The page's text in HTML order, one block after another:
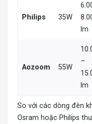
Philips 35W
lm
Aozoom 55W
–
lm
So với các dòng đèn
Osram hoặc Philips